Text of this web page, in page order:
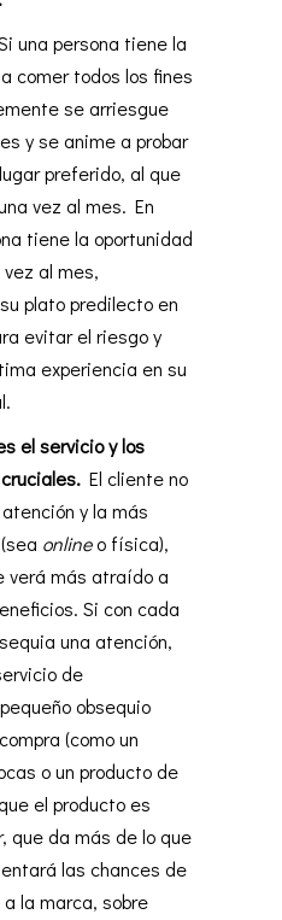
una persona tiene la
comer todos los fines
se arriesgue
y se anime a probar
preferido, al que
vez al mes. En
tiene la oportunidad
al mes,
plato predilecto en
evitar el riesgo y
experiencia en su
el servicio y los
El cliente no
y la más
onlineo física),
verá más atraído a
Si con cada
una atención,
de
obsequio
(como un
o un producto de
el producto es
que da más de lo que
las chances de
la marca, sobre